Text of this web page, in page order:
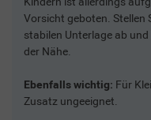
Vorsicht geboten. Stellen
stabilen Unterlage ab
der Nähe.
Ebenfalls wichtig: Für
Zusatz ungeeignet.